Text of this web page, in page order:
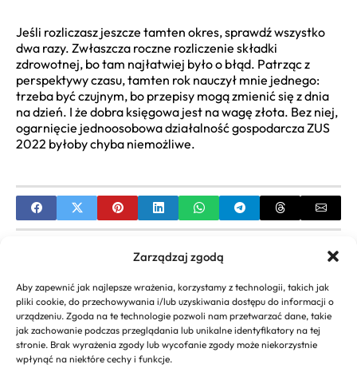
Zarządzaj zgodą
Aby zapewnić jak najlepsze wrażenia, korzystamy z technologii, takich jak
pliki cookie, do przechowywania i/lub uzyskiwania dostępu do informacji o
urządzeniu. Zgoda na te technologie pozwoli nam przetwarzać dane, takie
jak zachowanie podczas przeglądania lub unikalne identyfikatory na tej
stronie. Brak wyrażenia zgody lub wycofanie zgody może niekorzystnie
wpłynąć na niektóre cechy i funkcje.
Jeśli rozliczasz jeszcze tamten okres, sprawdź wszystko
dwa razy. Zwłaszcza roczne rozliczenie składki
zdrowotnej, bo tam najłatwiej było o błąd. Patrząc z
perspektywy czasu, tamten rok nauczył mnie jednego:
trzeba być czujnym, bo przepisy mogą zmienić się z dnia
na dzień. I że dobra księgowa jest na wagę złota. Bez niej,
ogarnięcie jednoosobowa działalność gospodarcza ZUS
2022 byłoby chyba niemożliwe.
Jaki kod tytułu ubezpieczenia ZUS dla działalności
gospodarczej i etatu? Przewodnik
NEXT
Rozliczenie Dotacji z PUP Wzór: Przewodnik Krok